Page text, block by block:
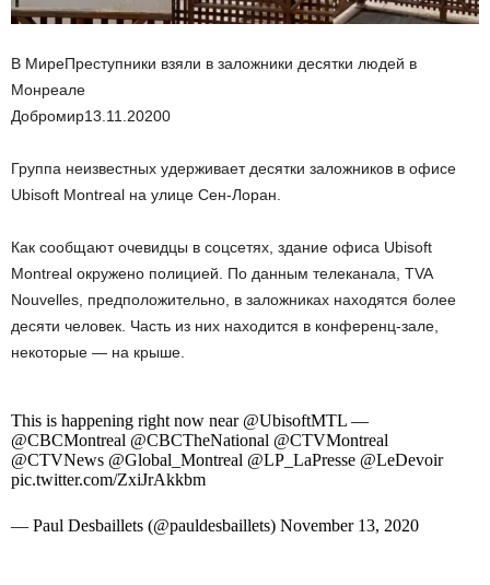
В МиреПреступники взяли в заложники десятки людей в
Монреале
Добромир13.11.20200
Группа неизвестных удерживает десятки заложников в офисе
Ubisoft Montreal на улице Сен-Лоран.
Как сообщают очевидцы в соцсетях, здание офиса Ubisoft
Montreal окружено полицией. По данным телеканала, TVA
Nouvelles, предположительно, в заложниках находятся более
десяти человек. Часть из них находится в конференц-зале,
некоторые — на крыше.
This is happening right now near @UbisoftMTL —
@CBCMontreal @CBCTheNational @CTVMontreal
@CTVNews @Global_Montreal @LP_LaPresse @LeDevoir
pic.twitter.com/ZxiJrAkkbm
— Paul Desbaillets (@pauldesbaillets) November 13, 2020